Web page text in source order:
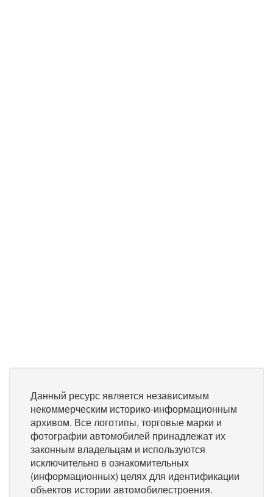
Данный ресурс является независимым
некоммерческим историко-информационным
архивом. Все логотипы, торговые марки и
фотографии автомобилей принадлежат их
законным владельцам и используются
исключительно в ознакомительных
(информационных) целях для идентификации
объектов истории автомобилестроения.